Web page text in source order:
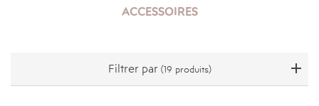
ACCESSOIRES
Filtrer par (19 produits)